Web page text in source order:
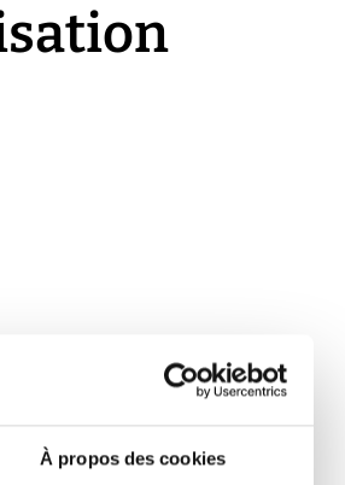
À propos des cookies